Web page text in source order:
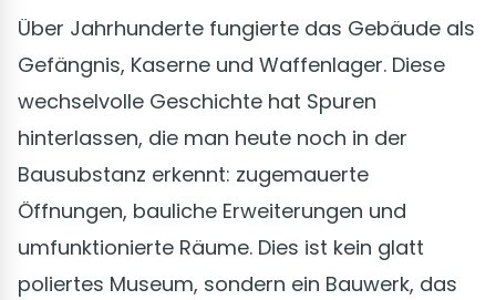
Über Jahrhunderte fungierte das Gebäude als
Gefängnis, Kaserne und Waffenlager. Diese
wechselvolle Geschichte hat Spuren
hinterlassen, die man heute noch in der
Bausubstanz erkennt: zugemauerte
Öffnungen, bauliche Erweiterungen und
umfunktionierte Räume. Dies ist kein glatt
poliertes Museum, sondern ein Bauwerk, das